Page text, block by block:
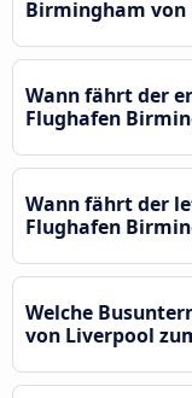
Birmingham von
Wann fährt der
Flughafen
Wann fährt der
Flughafen
Welche
von Liverpool